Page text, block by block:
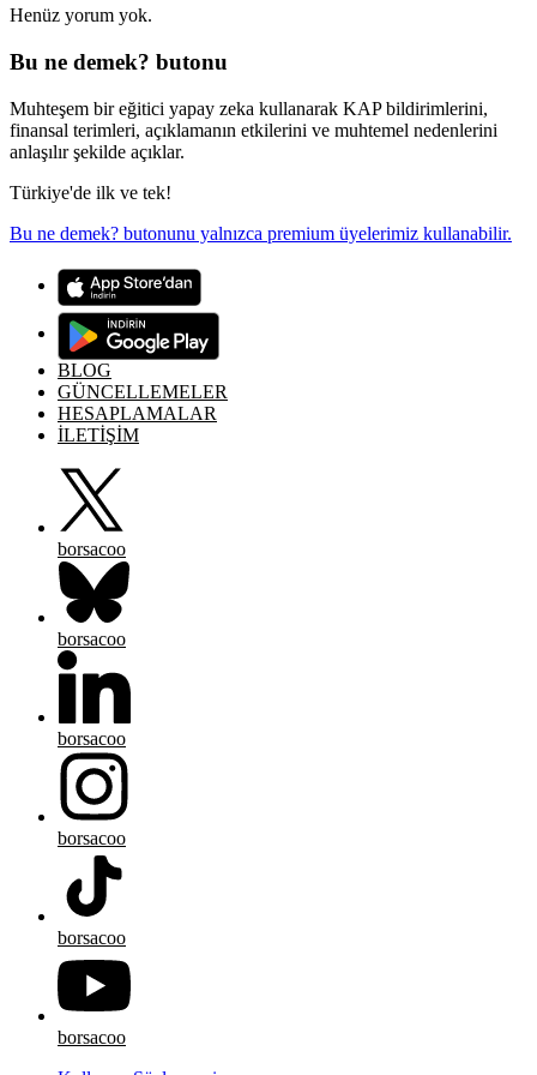
Henüz yorum yok.
Bu ne demek? butonu
Muhteşem bir eğitici yapay zeka kullanarak KAP bildirimlerini,
finansal terimleri, açıklamanın etkilerini ve muhtemel nedenlerini
anlaşılır şekilde açıklar.
Türkiye'de ilk ve tek!
Bu ne demek? butonunu yalnızca premium üyelerimiz kullanabilir.
BLOG
GÜNCELLEMELER
HESAPLAMALAR
İLETİŞİM
borsacoo
borsacoo
borsacoo
borsacoo
borsacoo
borsacoo